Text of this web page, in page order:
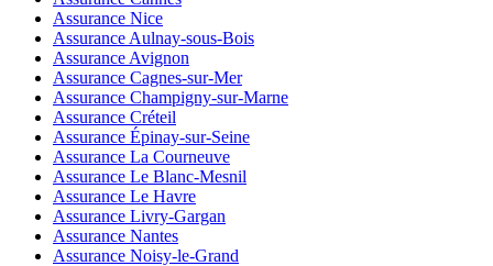
Assurance Nice
Assurance Aulnay-sous-Bois
Assurance Avignon
Assurance Cagnes-sur-Mer
Assurance Champigny-sur-Marne
Assurance Créteil
Assurance Épinay-sur-Seine
Assurance La Courneuve
Assurance Le Blanc-Mesnil
Assurance Le Havre
Assurance Livry-Gargan
Assurance Nantes
Assurance Noisy-le-Grand